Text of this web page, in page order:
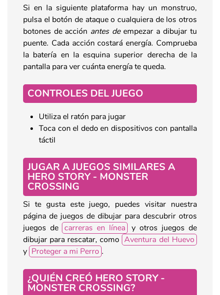
Si en la siguiente plataforma hay un monstruo,
pulsa el botón de ataque o cualquiera de los otros
botones de acción antes deempezar a dibujar tu
puente. Cada acción costará energía. Comprueba
la batería en la esquina superior derecha de la
pantalla para ver cuánta energía te queda.
CONTROLES DEL JUEGO
Utiliza el ratón para jugar
Toca con el dedo en dispositivos con pantalla
táctil
JUGAR A JUEGOS SIMILARES A
HERO STORY - MONSTER
CROSSING
Si te gusta este juego, puedes visitar nuestra
página de juegos de dibujar para descubrir otros
juegos de carreras en línea y otros juegos de
dibujar para rescatar, como Aventura del Huevo
y Proteger a mi Perro .
¿QUIÉN CREÓ HERO STORY -
MONSTER CROSSING?